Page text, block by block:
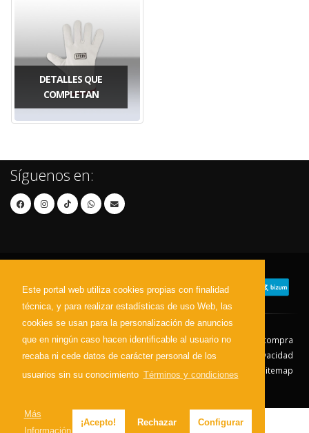
Este portal web utiliza cookies propias con finalidad
técnica, y para realizar estadísticas de uso Web, las
cookies se usan para la personalización de anuncios
que en ningún caso hacen identificable al usuario no
recaba ni cede datos de carácter personal de los
usuarios sin su conocimiento Términos y condiciones
Más
Información
¡Acepto! Rechazar Configurar
DETALLES QUE
COMPLETAN
Síguenos en:
Contacto Aviso Legal
Condiciones de compra
Política de envíos
Política de devolución
Política de Privacidad
Política de Cookies
Sitemap